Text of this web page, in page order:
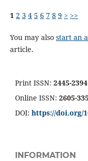
1 2 3 4 5 6 7 8 9 > >>
You may also start an
article.
Print ISSN: 2445-2394
Online ISSN: 2605-
DOI: https://doi.org/
INFORMATION